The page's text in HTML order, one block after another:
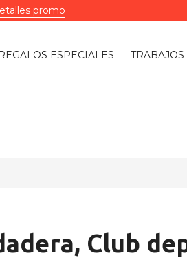
promo
REGALOS ESPECIALES TRABAJOS
Club